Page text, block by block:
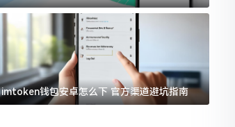
imtoken钱包安卓怎么下 官方渠道避坑指南